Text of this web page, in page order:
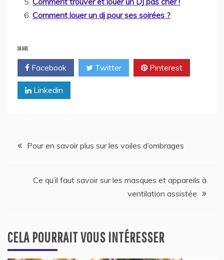
Comment louer un dj pour ses soirées ?
SHARE
Facebook Twitter Pinterest
Linkedin
Navigation
Pour en savoir plus sur les voiles d’ombrages
Ce qu’il faut savoir sur les masques et appareils à
ventilation assistée
CELA POURRAIT VOUS INTÉRESSER